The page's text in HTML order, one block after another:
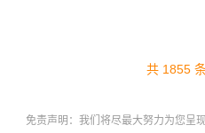
共 1855
免责声明：我们将尽最大努力为您呈